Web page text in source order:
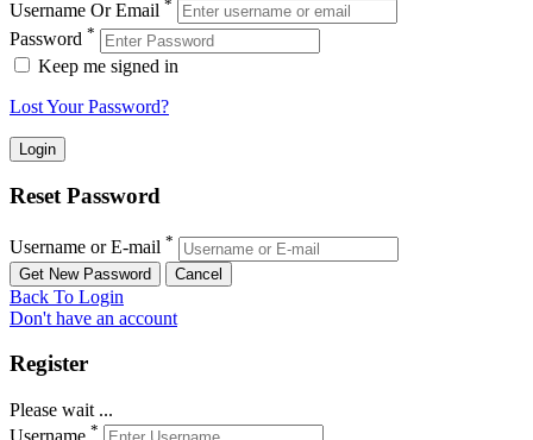
Username Or Email *
Password *
Keep me signed in
Lost Your Password?
Reset Password
Username or E-mail *
Back To Login
Don't have an account
Register
Please wait ...
*